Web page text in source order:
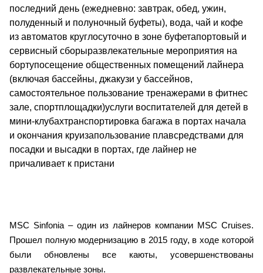
MSC Sinfonia – один из лайнеров компании MSC Cruises.
Прошел полную модернизацию в 2015 году, в ходе которой
были обновлены все каюты, усовершенствованы
развлекательные зоны.
последний день (ежедневно: завтрак, обед, ужин,
полуденный и полуночный буфеты), вода, чай и кофе
из автоматов круглосуточно в зоне буфетапортовый и
сервисный сборыразвлекательные мероприятия на
бортупосещение общественных помещений лайнера
(включая бассейны, джакузи у бассейнов,
самостоятельное пользование тренажерами в фитнес
зале, спортплощадки)услуги воспитателей для детей в
мини-клубахтранспортировка багажа в портах начала
и окончания круизапользование плавсредствами для
посадки и высадки в портах, где лайнер не
причаливает к пристани